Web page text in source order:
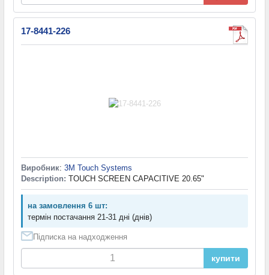
17-8441-226
Виробник: 3M Touch Systems
Description: TOUCH SCREEN CAPACITIVE 20.65"
на замовлення 6 шт:
термін постачання 21-31 дні (днів)
Підписка на надходження
купити